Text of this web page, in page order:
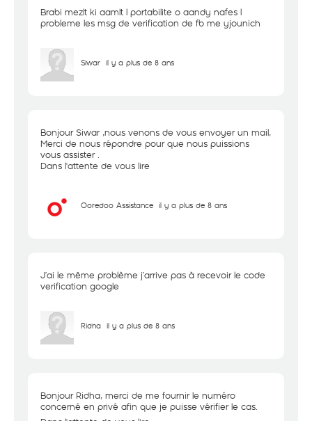
Brabi mezlt ki aamlt l portabilite o aandy nafes l
probleme les msg de verification de fb me yjounich
Siwar il y a plus de 8 ans
Bonjour Siwar ,nous venons de vous envoyer un mail,
Merci de nous répondre pour que nous puissions
vous assister .
Dans l'attente de vous lire
Ooredoo Assistance il y a plus de 8 ans
J’ai le même problème j’arrive pas à recevoir le code
verification google
Ridha il y a plus de 8 ans
Bonjour Ridha, merci de me fournir le numéro
concerné en privé afin que je puisse vérifier le cas.